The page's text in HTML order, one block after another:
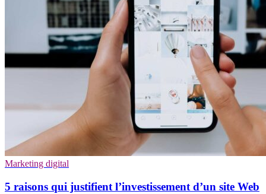
Marketing digital
5 raisons qui justifient l’investissement d’un site Web